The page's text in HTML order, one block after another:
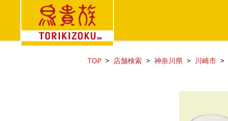
TOP 店舗検索 神奈川県 川崎市